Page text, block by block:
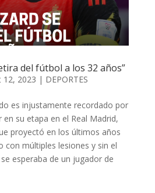
del fútbol a los 32 años”
12, 2023 | DEPORTES
es injustamente recordado por
su etapa en el Real Madrid,
proyectó en los últimos años
con múltiples lesiones y sin el
esperaba de un jugador de